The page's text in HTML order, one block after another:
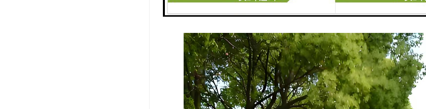
这些功能共同构成了龙泉山孝恩园陵园的综合服务体系，旨在为逝者提供安息